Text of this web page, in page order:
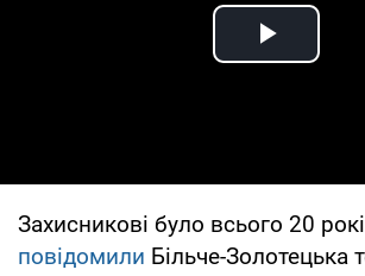
Play
Захисникові було всього 20
повідомили Більче-Золотецька